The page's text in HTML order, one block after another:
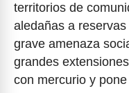
territorios de
aledañas a
grave amenaza
grandes
con mercurio y